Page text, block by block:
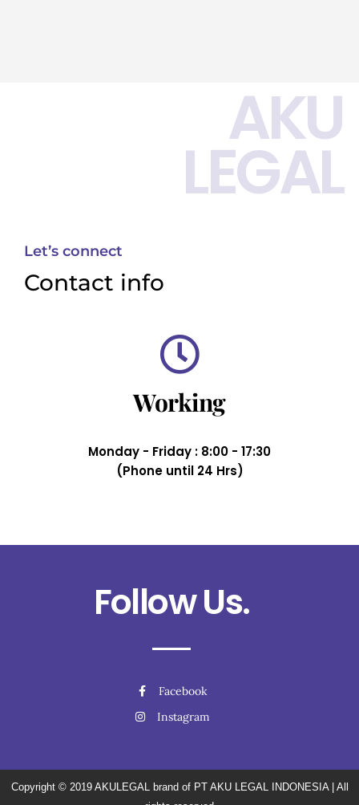
AKU
LEGAL
Let’s connect
Contact info
Working
Monday - Friday : 8:00 - 17:30
(Phone until 24 Hrs)
Follow Us.
Facebook
Instagram
Copyright © 2019 AKULEGAL brand of PT AKU LEGAL INDONESIA| All